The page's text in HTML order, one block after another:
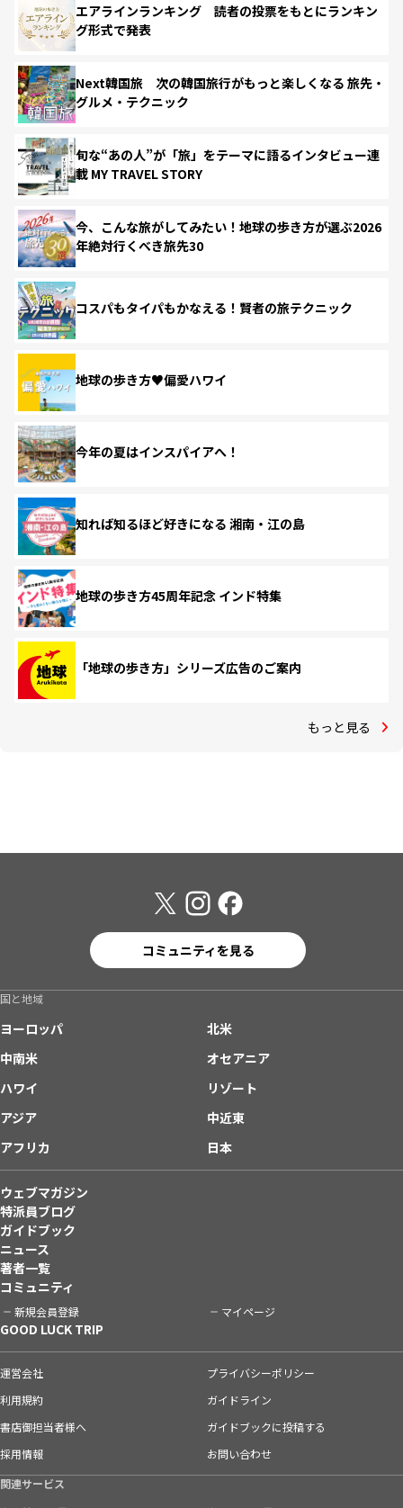
エアラインランキング 読者の投票をもとにランキン
グ形式で発表
Next韓国旅 次の韓国旅行がもっと楽しくなる 旅先・
グルメ・テクニック
旬な“あの人”が「旅」をテーマに語るインタビュー連
載 MY TRAVEL STORY
今、こんな旅がしてみたい！地球の歩き方が選ぶ2026
年絶対行くべき旅先30
コスパもタイパもかなえる！賢者の旅テクニック
地球の歩き方♥偏愛ハワイ
今年の夏はインスパイアへ！
知れば知るほど好きになる 湘南・江の島
地球の歩き方45周年記念 インド特集
「地球の歩き方」シリーズ広告のご案内
もっと見る
コミュニティを見る
国と地域
ヨーロッパ
北米
中南米
オセアニア
ハワイ
リゾート
アジア
中近東
アフリカ
日本
ウェブマガジン
特派員ブログ
ガイドブック
ニュース
著者一覧
コミュニティ
新規会員登録 マイページ
GOOD LUCK TRIP
運営会社
プライバシーポリシー
利用規約
ガイドライン
書店御担当者様へ
ガイドブックに投稿する
採用情報
お問い合わせ
関連サービス